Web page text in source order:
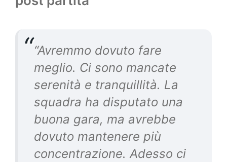
“Avremmo dovuto fare
meglio. Ci sono mancate
serenità e tranquillità. La
squadra ha disputato una
buona gara, ma avrebbe
dovuto mantenere più
concentrazione. Adesso ci